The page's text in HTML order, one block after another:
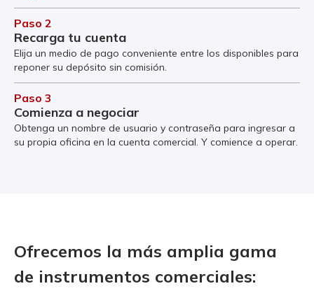
Paso 2
Recarga tu cuenta
Elija un medio de pago conveniente entre los disponibles para
reponer su depósito sin comisión.
Paso 3
Comienza a negociar
Obtenga un nombre de usuario y contraseña para ingresar a
su propia oficina en la cuenta comercial. Y comience a operar.
Ofrecemos la más amplia gama
de instrumentos comerciales: